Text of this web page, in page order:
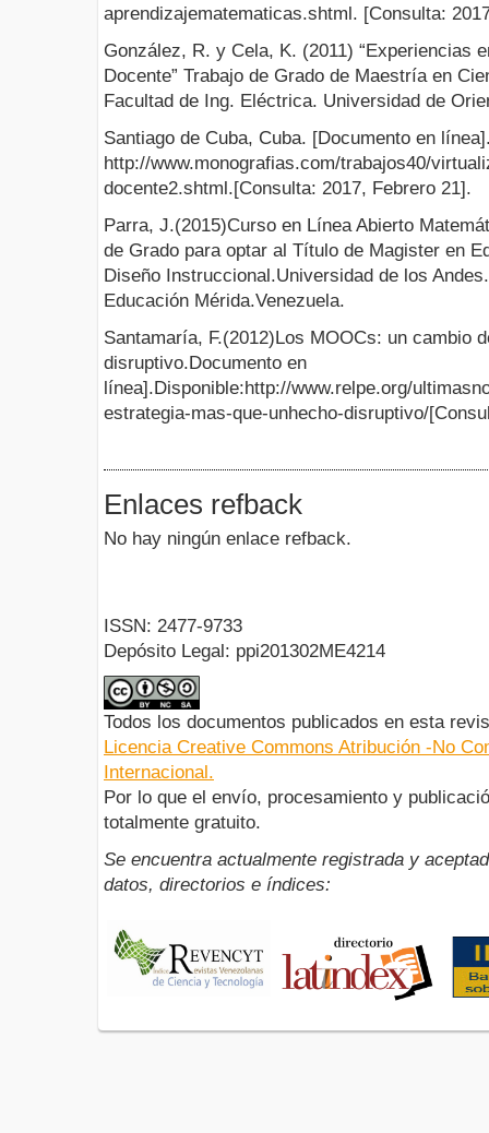
aprendizajematematicas.shtml. [Consulta:
González, R. y Cela, K. (2011) “Experiencias
Docente” Trabajo de Grado de Maestría en
Facultad de Ing. Eléctrica. Universidad de
Santiago de Cuba, Cuba. [Documento en
http://www.monografias.com/trabajos40/
docente2.shtml.[Consulta: 2017, Febrero 21].
Parra, J.(2015)Curso en Línea Abierto
de Grado para optar al Título de Magister en
Diseño Instruccional.Universidad de los
Educación Mérida.Venezuela.
Santamaría, F.(2012)Los MOOCs: un cambio
disruptivo.Documento en
línea].Disponible:http://www.relpe.org/
estrategia-mas-que-unhecho-disruptivo/
Enlaces refback
No hay ningún enlace refback.
ISSN: 2477-9733
Depósito Legal: ppi201302ME4214
Todos los documentos publicados en esta
Licencia Creative Commons Atribución -No
Internacional.
Por lo que el envío, procesamiento y
totalmente gratuito.
Se encuentra actualmente registrada y
datos, directorios e índices: